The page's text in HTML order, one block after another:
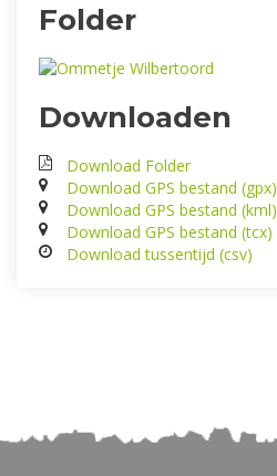
Folder
Downloaden
Download Folder
Download GPS bestand (gpx)
Download GPS bestand (kml)
Download GPS bestand (tcx)
Download tussentijd (csv)